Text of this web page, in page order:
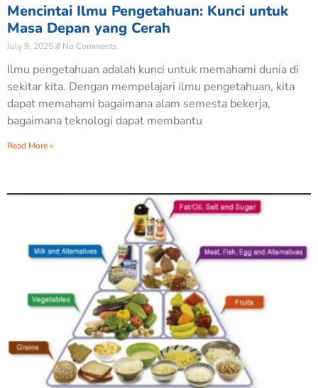
Mencintai Ilmu Pengetahuan: Kunci untuk
Masa Depan yang Cerah
July 9, 2025 No Comments
Ilmu pengetahuan adalah kunci untuk memahami dunia di
sekitar kita. Dengan mempelajari ilmu pengetahuan, kita
dapat memahami bagaimana alam semesta bekerja,
bagaimana teknologi dapat membantu
Read More »